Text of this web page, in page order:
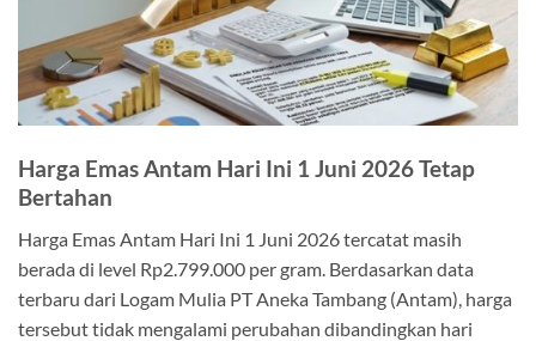
Harga Emas Antam Hari Ini 1 Juni 2026 Tetap
Bertahan
Harga Emas Antam Hari Ini 1 Juni 2026 tercatat masih
berada di level Rp2.799.000 per gram. Berdasarkan data
terbaru dari Logam Mulia PT Aneka Tambang (Antam), harga
tersebut tidak mengalami perubahan dibandingkan hari